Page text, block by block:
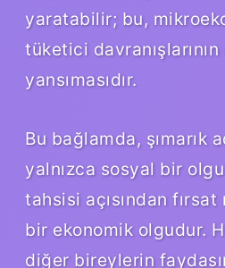
yaratabilir; bu,
tüketici
yansımasıdır.
Bu bağlamda, şımarık
yalnızca sosyal bir
tahsisi açısından
bir ekonomik olgudur.
diğer bireylerin